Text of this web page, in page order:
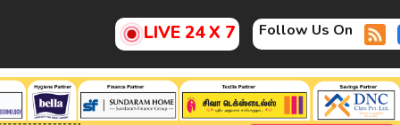
LIVE 24 X 7 Follow Us On